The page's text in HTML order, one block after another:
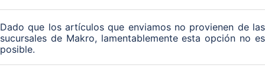
Dado que los artículos que enviamos no provienen de las
sucursales de Makro, lamentablemente esta opción no es
posible.